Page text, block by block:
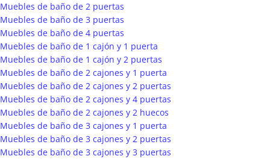
Muebles de baño de 2 puertas
Muebles de baño de 3 puertas
Muebles de baño de 4 puertas
Muebles de baño de 1 cajón y 1 puerta
Muebles de baño de 1 cajón y 2 puertas
Muebles de baño de 2 cajones y 1 puerta
Muebles de baño de 2 cajones y 2 puertas
Muebles de baño de 2 cajones y 4 puertas
Muebles de baño de 2 cajones y 2 huecos
Muebles de baño de 3 cajones y 1 puerta
Muebles de baño de 3 cajones y 2 puertas
Muebles de baño de 3 cajones y 3 puertas